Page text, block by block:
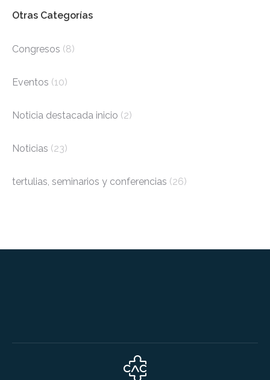
Otras Categorías
Congresos (8)
Eventos (10)
Noticia destacada inicio (2)
Noticias (23)
tertulias, seminarios y conferencias (26)